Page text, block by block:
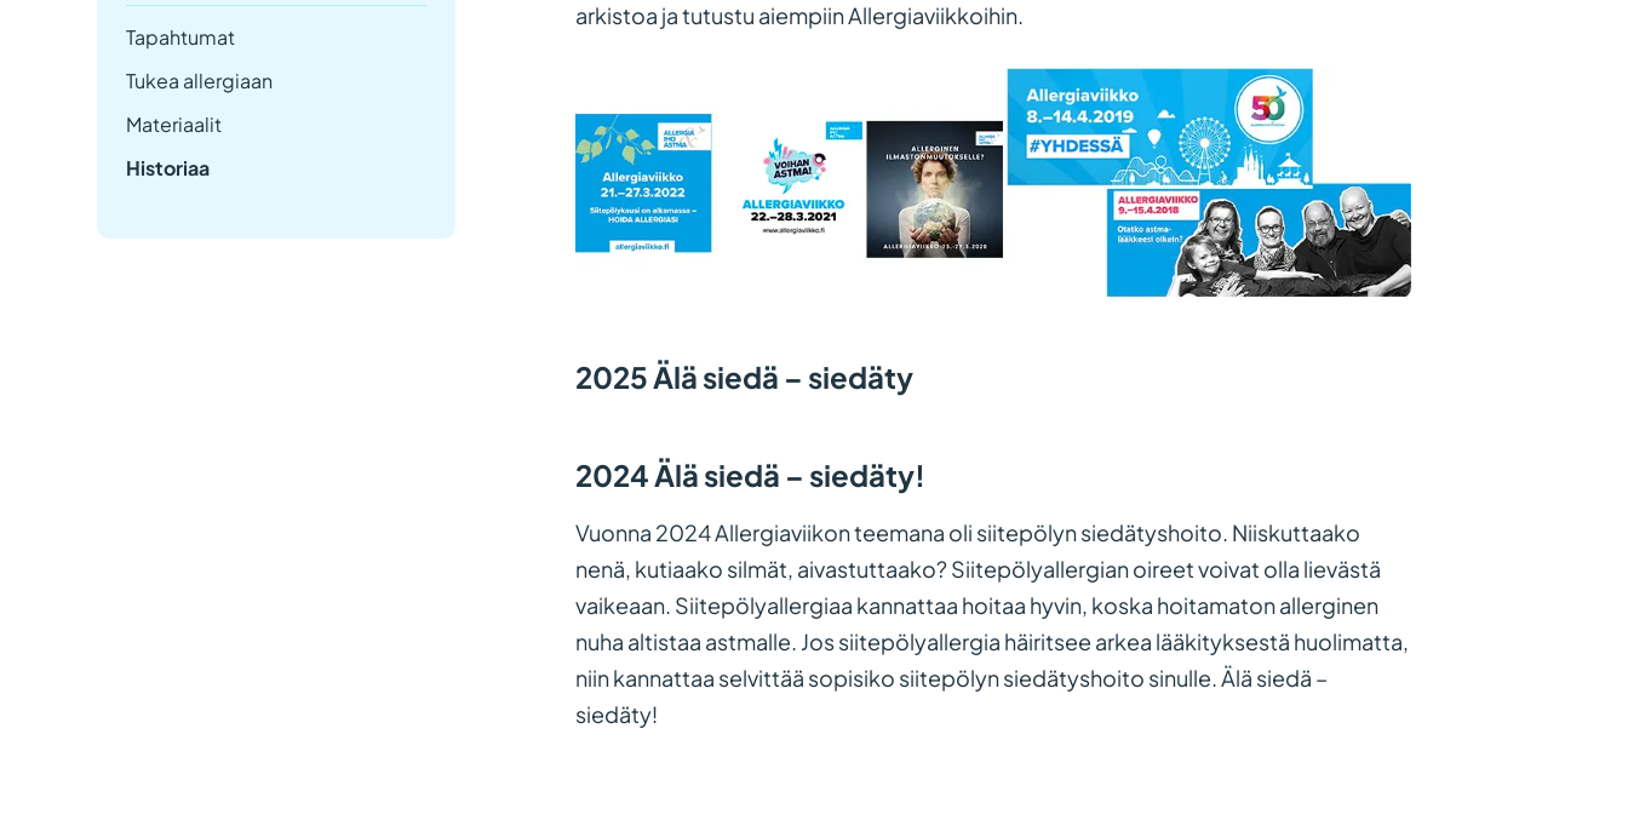
Tapahtumat
Tukea allergiaan
Materiaalit
Historiaa
arkistoa ja tutustu aiempiin Allergiaviikkoihin.
2025 Älä siedä – siedäty
2024 Älä siedä – siedäty!
Vuonna 2024 Allergiaviikon teemana oli siitepölyn siedätyshoito. Niiskuttaako
nenä, kutiaako silmät, aivastuttaako? Siitepölyallergian oireet voivat olla lievästä
vaikeaan. Siitepölyallergiaa kannattaa hoitaa hyvin, koska hoitamaton allerginen
nuha altistaa astmalle. Jos siitepölyallergia häiritsee arkea lääkityksestä huolimatta,
niin kannattaa selvittää sopisiko siitepölyn siedätyshoito sinulle. Älä siedä –
siedäty!